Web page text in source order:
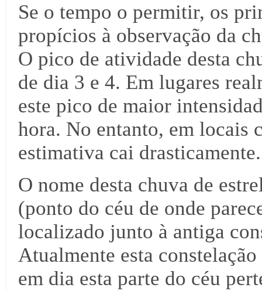
Se o tempo o permitir, os
propícios à observação da
O pico de atividade desta
de dia 3 e 4. Em lugares
este pico de maior
hora. No entanto, em locais
estimativa cai drasticamente.
O nome desta chuva de
(ponto do céu de onde
localizado junto à antiga
Atualmente esta
em dia esta parte do céu